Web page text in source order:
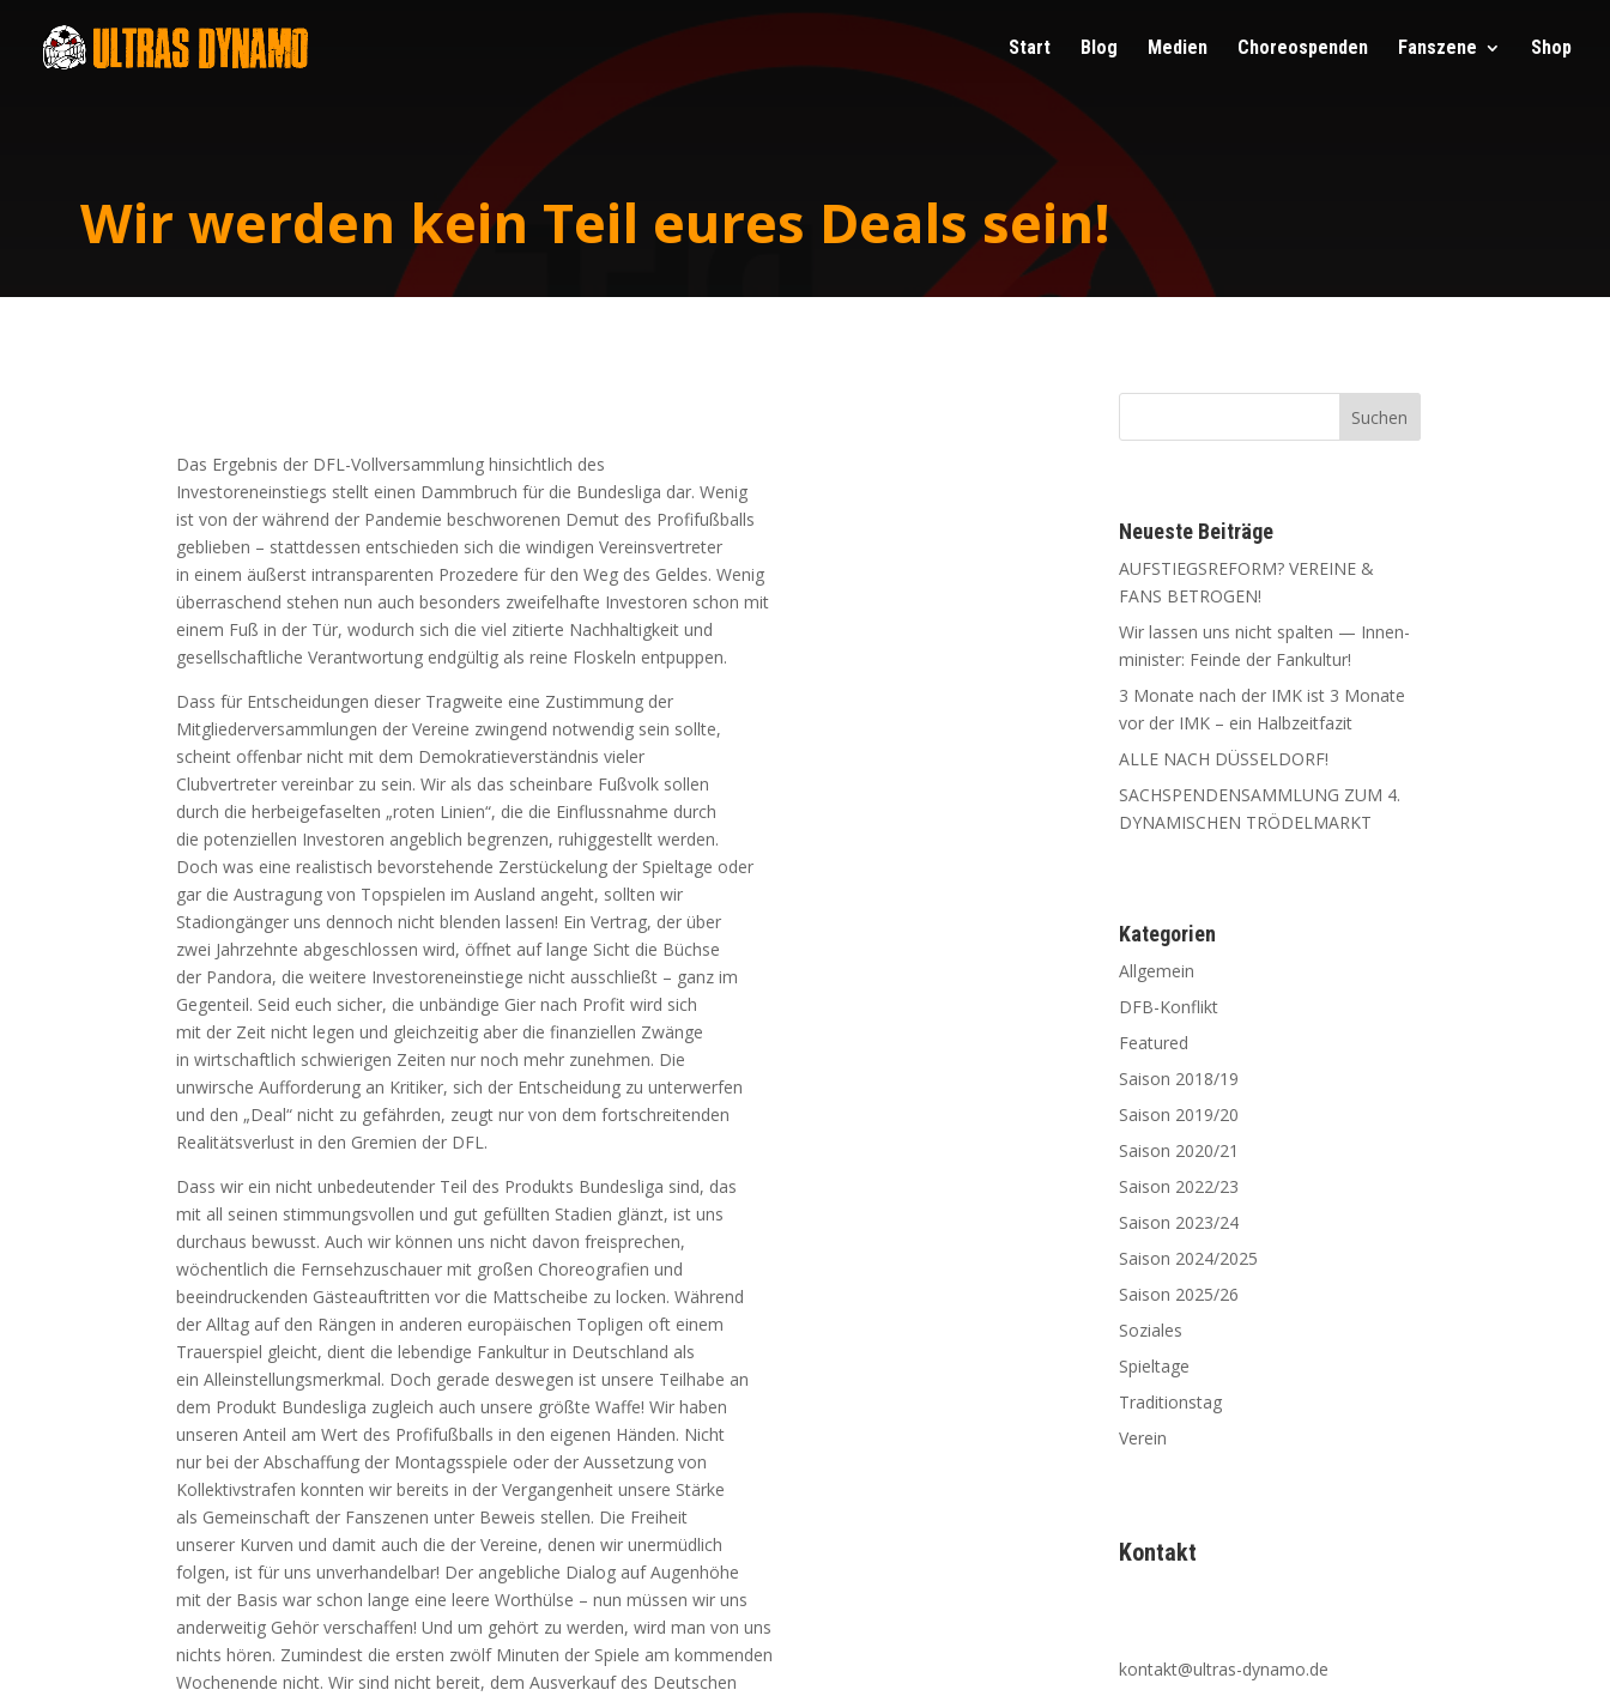
Start Blog Medi­en Cho­reo­spen­den Fan­sze­ne Shop
Wir wer­den kein Teil eures Deals sein!
Das Ergeb­nis der DFL-Voll­ver­samm­lung hin­sicht­lich des
Inves­to­ren­ein­stiegs stellt einen Damm­bruch für die Bun­des­li­ga dar. Wenig
ist von der wäh­rend der Pan­de­mie beschwo­re­nen Demut des Pro­fi­fuß­balls
geblie­ben – statt­des­sen ent­schie­den sich die win­di­gen Ver­eins­ver­tre­ter
in einem äußerst intrans­pa­ren­ten Pro­ze­de­re für den Weg des Gel­des. Wenig
über­ra­schend ste­hen nun auch beson­ders zwei­fel­haf­te Inves­to­ren schon mit
einem Fuß in der Tür, wodurch sich die viel zitier­te Nach­hal­tig­keit und
gesell­schaft­li­che Ver­ant­wor­tung end­gül­tig als rei­ne Flos­keln entpuppen.
Dass für Ent­schei­dun­gen die­ser Trag­wei­te eine Zustim­mung der
Mit­glie­der­ver­samm­lun­gen der Ver­ei­ne zwin­gend not­wen­dig sein soll­te,
scheint offen­bar nicht mit dem Demo­kra­tie­ver­ständ­nis vie­ler
Club­ver­tre­ter ver­ein­bar zu sein. Wir als das schein­ba­re Fuß­volk sol­len
durch die her­bei­ge­fa­sel­ten „roten Lini­en“, die die Ein­fluss­nah­me durch
die poten­zi­el­len Inves­to­ren angeb­lich begren­zen, ruhig­ge­stellt wer­den.
Doch was eine rea­lis­tisch bevor­ste­hen­de Zer­stü­cke­lung der Spiel­ta­ge oder
gar die Aus­tra­gung von Top­spie­len im Aus­land angeht, soll­ten wir
Sta­di­ongän­ger uns den­noch nicht blen­den las­sen! Ein Ver­trag, der über
zwei Jahr­zehn­te abge­schlos­sen wird, öff­net auf lan­ge Sicht die Büch­se
der Pan­do­ra, die wei­te­re Inves­to­ren­ein­stie­ge nicht aus­schließt – ganz im
Gegen­teil. Seid euch sicher, die unbän­di­ge Gier nach Pro­fit wird sich
mit der Zeit nicht legen und gleich­zei­tig aber die finan­zi­el­len Zwän­ge
in wirt­schaft­lich schwie­ri­gen Zei­ten nur noch mehr zuneh­men. Die
unwir­sche Auf­for­de­rung an Kri­ti­ker, sich der Ent­schei­dung zu unter­wer­fen
und den „Deal“ nicht zu gefähr­den, zeugt nur von dem fort­schrei­ten­den
Rea­li­täts­ver­lust in den Gre­mi­en der DFL.
Dass wir ein nicht unbe­deu­ten­der Teil des Pro­dukts Bun­des­li­ga sind, das
mit all sei­nen stim­mungs­vol­len und gut gefüll­ten Sta­di­en glänzt, ist uns
durch­aus bewusst. Auch wir kön­nen uns nicht davon frei­spre­chen,
wöchent­lich die Fern­seh­zu­schau­er mit gro­ßen Cho­reo­gra­fien und
beein­dru­cken­den Gäs­te­auf­trit­ten vor die Matt­schei­be zu locken. Wäh­rend
der All­tag auf den Rän­gen in ande­ren euro­päi­schen Top­li­gen oft einem
Trau­er­spiel gleicht, dient die leben­di­ge Fan­kul­tur in Deutsch­land als
ein Allein­stel­lungs­merk­mal. Doch gera­de des­we­gen ist unse­re Teil­ha­be an
dem Pro­dukt Bun­des­li­ga zugleich auch unse­re größ­te Waf­fe! Wir haben
unse­ren Anteil am Wert des Pro­fi­fuß­balls in den eige­nen Hän­den. Nicht
nur bei der Abschaf­fung der Mon­tags­spie­le oder der Aus­set­zung von
Kol­lek­tiv­stra­fen konn­ten wir bereits in der Ver­gan­gen­heit unse­re Stär­ke
als Gemein­schaft der Fan­sze­nen unter Beweis stel­len. Die Frei­heit
unse­rer Kur­ven und damit auch die der Ver­ei­ne, denen wir uner­müd­lich
fol­gen, ist für uns unver­han­del­bar! Der angeb­li­che Dia­log auf Augen­hö­he
mit der Basis war schon lan­ge eine lee­re Wort­hül­se – nun müs­sen wir uns
ander­wei­tig Gehör ver­schaf­fen! Und um gehört zu wer­den, wird man von uns
nichts hören. Zumin­dest die ers­ten zwölf Minu­ten der Spie­le am kom­men­den
Wochen­en­de nicht. Wir sind nicht bereit, dem Aus­ver­kauf des Deut­schen
Neu­es­te Beiträge
AUFSTIEGSREFORM? VEREINE &
FANS BETROGEN!
Wir las­sen uns nicht spal­ten — Innen­
mi­nis­ter: Fein­de der Fankultur!
3 Mona­te nach der IMK ist 3 Mona­te
vor der IMK – ein Halbzeitfazit
ALLE NACH DÜSSELDORF!
SACHSPENDENSAMMLUNG ZUM 4.
DYNAMISCHEN TRÖDELMARKT
Kate­go­rien
Allgemein
DFB-Konflikt
Featured
Saison 2018/19
Saison 2019/20
Saison 2020/21
Saison 2022/23
Saison 2023/24
Saison 2024/2025
Saison 2025/26
Soziales
Spieltage
Traditionstag
Verein
Kontakt
kontakt@ultras-dynamo.de